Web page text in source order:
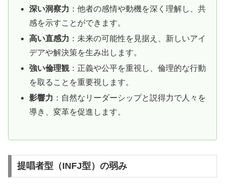
深い洞察力 ：他者の感情や動機を深く理解し、共
感を示すことができます。
高い直感力 ：未来の可能性を見据え、新しいアイ
デアや解決策を生み出します。
強い倫理観：正義や公平を重視し、倫理的な行動
を取ることを重要視します。
影響力 ：自然なリーダーシップと説得力で人々を
導き、変革を促進します。
提唱者型（INFJ型）の弱み